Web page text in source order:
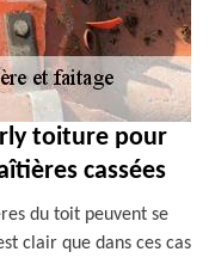
toiture pour
cassées
du toit peuvent se
clair que dans ces cas